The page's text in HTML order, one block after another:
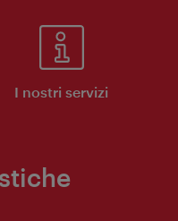
I nostri servizi